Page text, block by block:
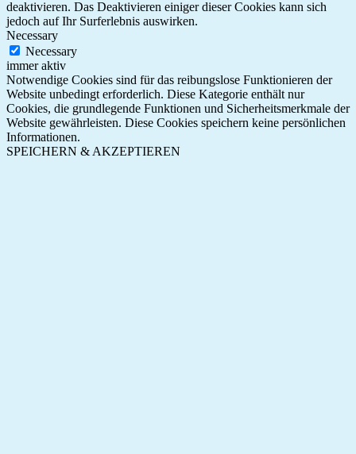
deaktivieren. Das Deaktivieren einiger dieser Cookies kann sich
jedoch auf Ihr Surferlebnis auswirken.
Necessary
Necessary
immer aktiv
Notwendige Cookies sind für das reibungslose Funktionieren der
Website unbedingt erforderlich. Diese Kategorie enthält nur
Cookies, die grundlegende Funktionen und Sicherheitsmerkmale der
Website gewährleisten. Diese Cookies speichern keine persönlichen
Informationen.
SPEICHERN & AKZEPTIEREN